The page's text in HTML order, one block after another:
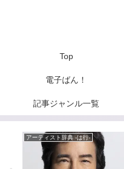
Top
電子ばん！
記事ジャンル一覧
アーティスト辞典 -は行-